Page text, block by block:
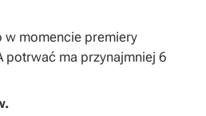
w momencie premiery
potrwać ma przynajmniej 6